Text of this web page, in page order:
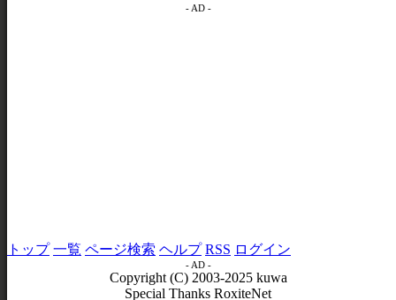
- AD -
トップ 一覧 ページ検索 ヘルプ RSS ログイン
- AD -
Copyright (C) 2003-2025 kuwa
Special Thanks RoxiteNet